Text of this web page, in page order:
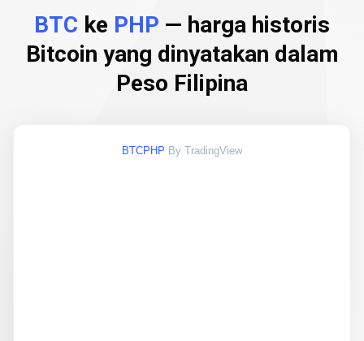
BTC ke PHP — harga historis
Bitcoin yang dinyatakan dalam
Peso Filipina
BTCPHP By TradingView